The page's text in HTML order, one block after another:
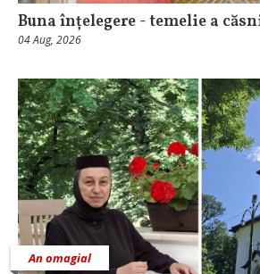
Buna înțelegere - temelie a
04 Aug, 2026
An omagial